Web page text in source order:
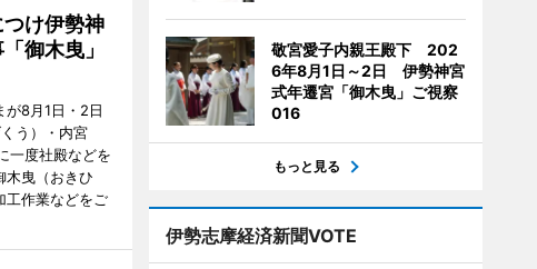
け伊勢神
御木曳」
が8月1日・2日
う）・内宮
一度社殿などを
木曳（おきひ
工作業などをご
敬宮愛子内親王殿下 202
6年8月1日～2日 伊勢神宮
式年遷宮「御木曳」ご視察
016
もっと見る
伊勢志摩経済新聞VOTE